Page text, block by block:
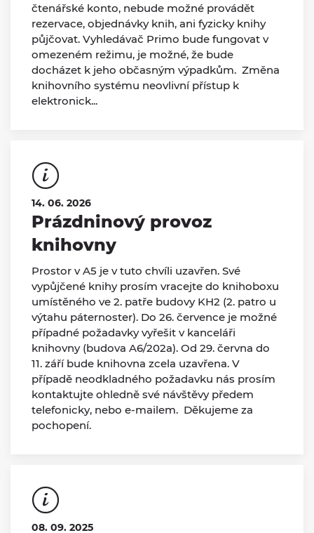
čtenářské konto, nebude možné provádět
rezervace, objednávky knih, ani fyzicky knihy
půjčovat. Vyhledávač Primo bude fungovat v
omezeném režimu, je možné, že bude
docházet k jeho občasným výpadkům. Změna
knihovního systému neovlivní přístup k
elektronick...
14. 06. 2026
Prázdninový provoz
knihovny
Prostor v A5 je v tuto chvíli uzavřen. Své
vypůjčené knihy prosím vracejte do knihoboxu
umístěného ve 2. patře budovy KH2 (2. patro u
výtahu páternoster). Do 26. července je možné
případné požadavky vyřešit v kanceláři
knihovny (budova A6/202a). Od 29. června do
11. září bude knihovna zcela uzavřena. V
případě neodkladného požadavku nás prosím
kontaktujte ohledně své návštěvy předem
telefonicky, nebo e-mailem. Děkujeme za
pochopení.
08. 09. 2025